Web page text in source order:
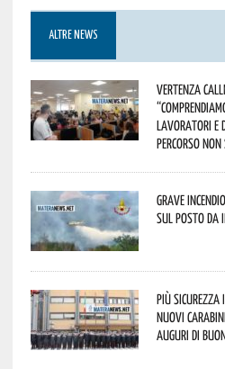
ALTRE NEWS
Vertenza
lavoratori e
percorso
Grave
sul posto da
Più
nuovi
Auguri di